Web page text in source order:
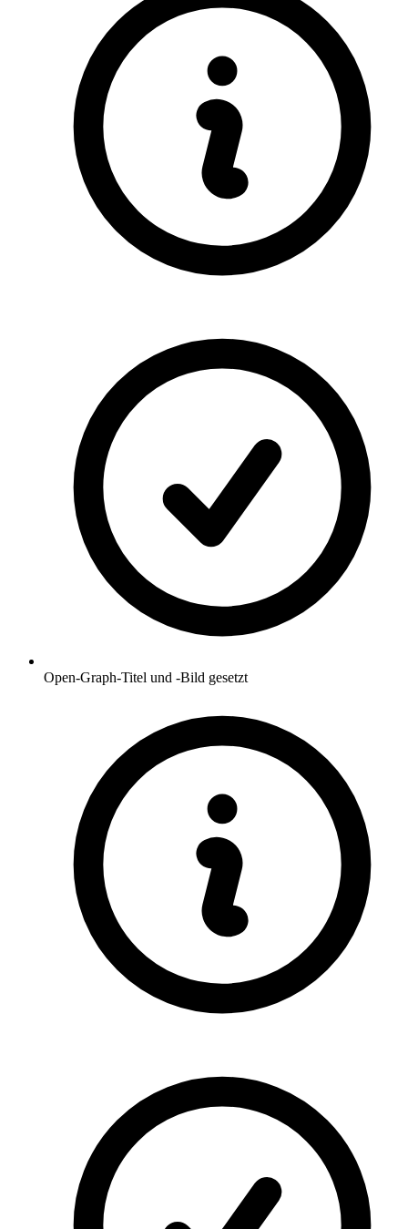
Open-Graph-Titel und -Bild gesetzt